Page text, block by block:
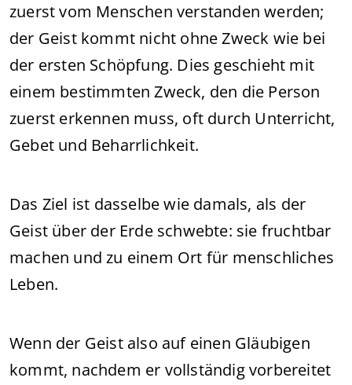
zuerst vom Menschen verstanden werden;
der Geist kommt nicht ohne Zweck wie bei
der ersten Schöpfung. Dies geschieht mit
einem bestimmten Zweck, den die Person
zuerst erkennen muss, oft durch Unterricht,
Gebet und Beharrlichkeit.
Das Ziel ist dasselbe wie damals, als der
Geist über der Erde schwebte: sie fruchtbar
machen und zu einem Ort für menschliches
Leben.
Wenn der Geist also auf einen Gläubigen
kommt, nachdem er vollständig vorbereitet